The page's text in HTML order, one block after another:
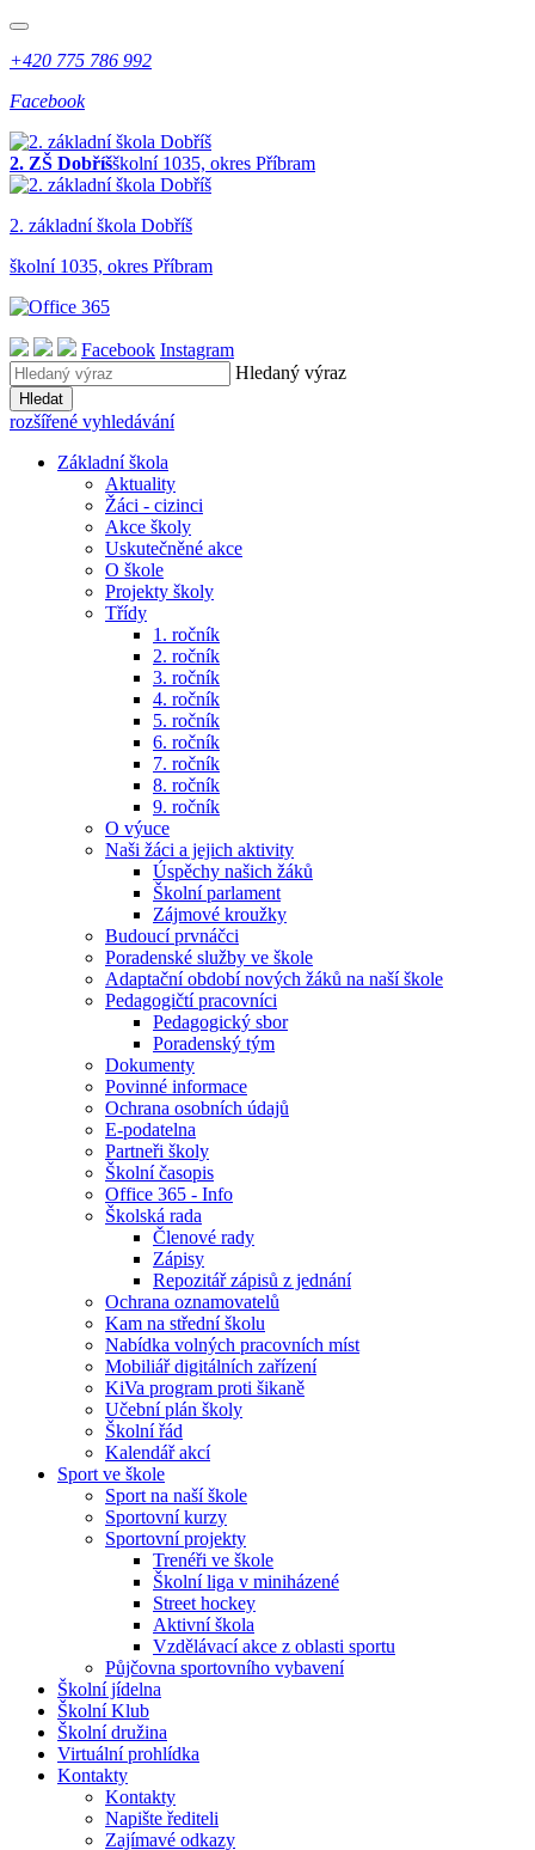
+420 775 786 992
Facebook
2. ZŠ Dobříšškolní 1035, okres Příbram
2. základníškola Dobříš
školní 1035, okres Příbram
Facebook Instagram
Hledaný výraz
Hledat
rozšířené vyhledávání
Základní škola
Aktuality
Žáci - cizinci
Akce školy
Uskutečněné akce
O škole
Projekty školy
Třídy
1. ročník
2. ročník
3. ročník
4. ročník
5. ročník
6. ročník
7. ročník
8. ročník
9. ročník
O výuce
Naši žáci a jejich aktivity
Úspěchy našich žáků
Školní parlament
Zájmové kroužky
Budoucí prvnáčci
Poradenské služby ve škole
Adaptační období nových žáků na naší škole
Pedagogičtí pracovníci
Pedagogický sbor
Poradenský tým
Dokumenty
Povinné informace
Ochrana osobních údajů
E-podatelna
Partneři školy
Školní časopis
Office 365 - Info
Školská rada
Členové rady
Zápisy
Repozitář zápisů z jednání
Ochrana oznamovatelů
Kam na střední školu
Nabídka volných pracovních míst
Mobiliář digitálních zařízení
KiVa program proti šikaně
Učební plán školy
Školní řád
Kalendář akcí
Sport ve škole
Sport na naší škole
Sportovní kurzy
Sportovní projekty
Trenéři ve škole
Školní liga v miniházené
Street hockey
Aktivní škola
Vzdělávací akce z oblasti sportu
Půjčovna sportovního vybavení
Školní jídelna
Školní Klub
Školní družina
Virtuální prohlídka
Kontakty
Kontakty
Napište řediteli
Zajímavé odkazy